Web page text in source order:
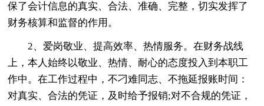
保了会计信息的真实、合法、准确、完整，切实发挥了
财务核算和监督的作用。
2、爱岗敬业、提高效率、热情服务。在财务战线
上，本人始终以敬业、热情、耐心的态度投入到本职工
作中。在工作过程中，不刁难同志、不拖延报账时间：
对真实、合法的凭证，及时给予报销;对不合规的凭证，